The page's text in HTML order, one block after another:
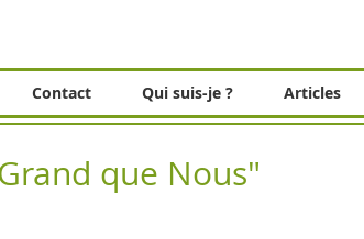
Contact Qui suis-je ? Articles
que Nous"